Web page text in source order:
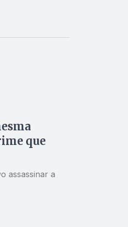
que
assassinar a